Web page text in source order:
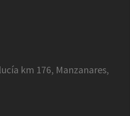
km 176, Manzanares,